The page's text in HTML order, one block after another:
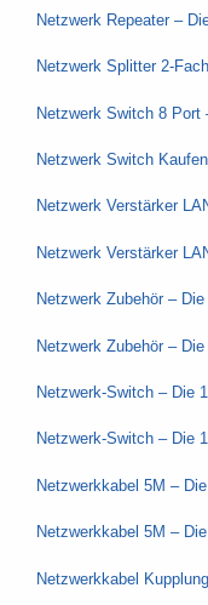
Netzwerk Repeater –
Netzwerk Splitter 2-
Netzwerk Switch 8 Port
Netzwerk Switch
Netzwerk Verstärker
Netzwerk Verstärker
Netzwerk Zubehör –
Netzwerk Zubehör –
Netzwerk-Switch – Die
Netzwerk-Switch – Die
Netzwerkkabel 5M –
Netzwerkkabel 5M –
Netzwerkkabel